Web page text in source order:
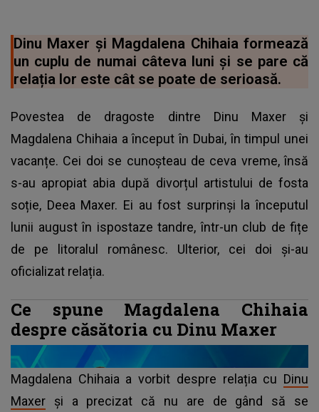
Dinu Maxer și Magdalena Chihaia formează
un cuplu de numai câteva luni și se pare că
relația lor este cât se poate de serioasă.
Povestea de dragoste dintre Dinu Maxer și
Magdalena Chihaia a început în Dubai, în timpul unei
vacanțe. Cei doi se cunoșteau de ceva vreme, însă
s-au apropiat abia după divorțul artistului de fosta
soție, Deea Maxer. Ei au fost surprinși la începutul
lunii august în ispostaze tandre, într-un club de fițe
de pe litoralul românesc. Ulterior, cei doi și-au
oficializat relația.
Ce spune Magdalena Chihaia
despre căsătoria cu Dinu Maxer
Magdalena Chihaia a vorbit despre relația cu Dinu
Maxer și a precizat că nu are de gând să se